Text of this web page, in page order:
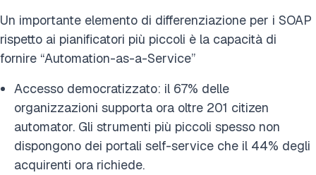
Un importante elemento di differenziazione per i SOAP
rispetto ai pianificatori più piccoli è la capacità di
fornire “Automation-as-a-Service”
Accesso democratizzato: il 67% delle
organizzazioni supporta ora oltre 201 citizen
automator. Gli strumenti più piccoli spesso non
dispongono dei portali self-service che il 44% degli
acquirenti ora richiede.